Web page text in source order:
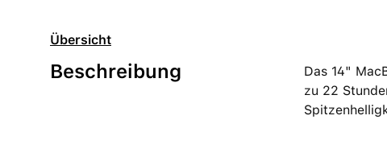
Übersicht
Beschreibung
Das 14"
zu 22